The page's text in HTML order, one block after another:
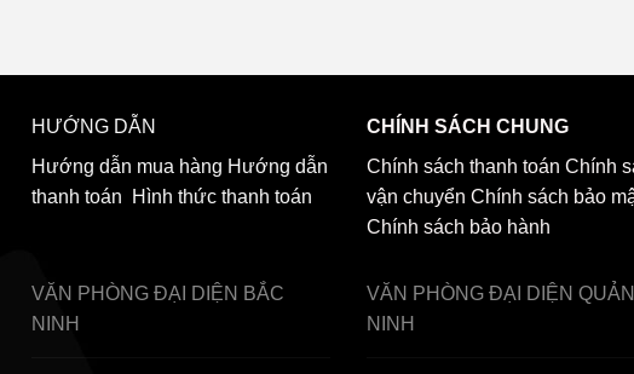
HƯỚNG DẪN
Hướng dẫn mua hàng Hướng dẫn
thanh toán
Hình thức thanh toán
CHÍNH SÁCH CHUNG
Chính sách thanh toán Chính
vận chuyển Chính sách bảo
Chính sách bảo hành
VĂN PHÒNG ĐẠI DIỆN BẮC
NINH
VĂN PHÒNG ĐẠI DIỆN
NINH